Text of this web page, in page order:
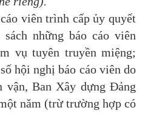
viên trình cấp ủy quyết
những báo cáo viên
vụ tuyên truyền miệng;
hội nghị báo cáo viên do
vận, Ban Xây dựng Đảng
năm (trừ trường hợp có